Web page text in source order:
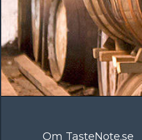
Om TasteNote.se